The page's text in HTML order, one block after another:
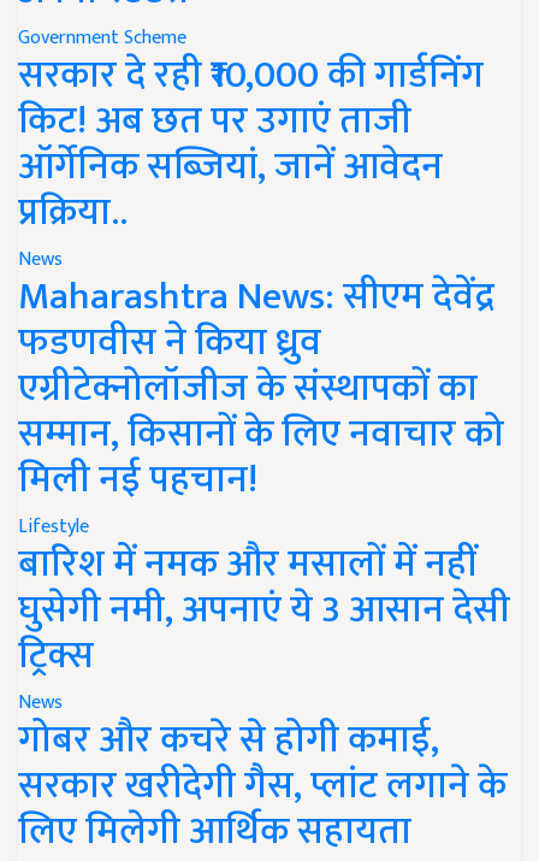
Government Scheme
सरकार दे रही ₹10,000 की गार्डनिंग
किट! अब छत पर उगाएं ताजी
ऑर्गेनिक सब्जियां, जानें आवेदन
प्रक्रिया..
News
Maharashtra News: सीएम देवेंद्र
फडणवीस ने किया ध्रुव
एग्रीटेक्नोलॉजीज के संस्थापकों का
सम्मान, किसानों के लिए नवाचार को
मिली नई पहचान!
Lifestyle
बारिश में नमक और मसालों में नहीं
घुसेगी नमी, अपनाएं ये 3 आसान देसी
ट्रिक्स
News
गोबर और कचरे से होगी कमाई,
सरकार खरीदेगी गैस, प्लांट लगाने के
लिए मिलेगी आर्थिक सहायता